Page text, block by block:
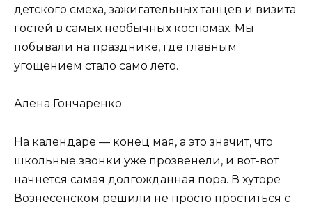
детского смеха, зажигательных танцев и визита
гостей в самых необычных костюмах. Мы
побывали на празднике, где главным
угощением стало само лето.
Алена Гончаренко
На календаре — конец мая, а это значит, что
школьные звонки уже прозвенели, и вот-вот
начнется самая долгожданная пора. В хуторе
Вознесенском решили не просто проститься с